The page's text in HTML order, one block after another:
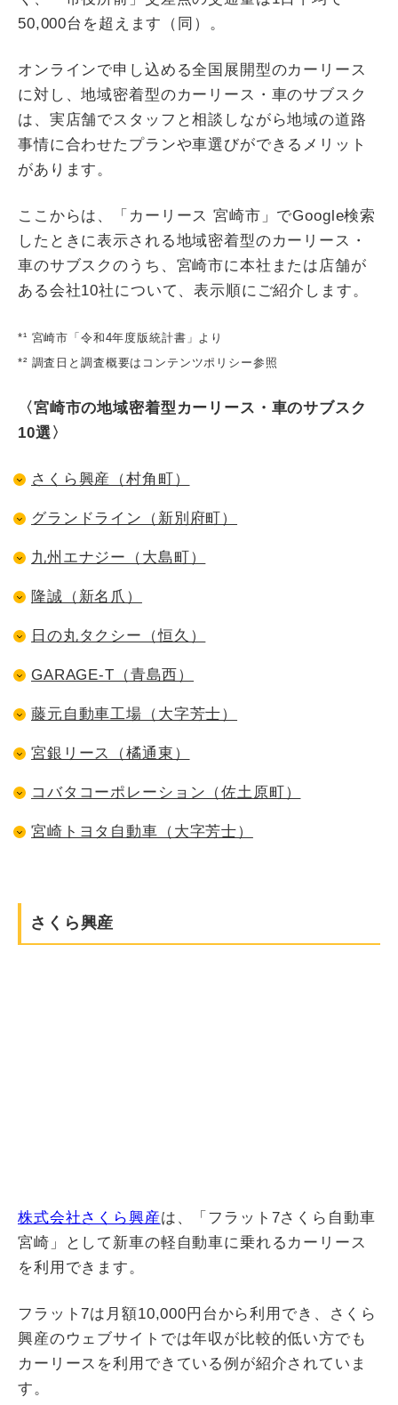
50,000台を超えます（同）。
オンラインで申し込める全国展開型のカーリース
に対し、地域密着型のカーリース・車のサブスク
は、実店舗でスタッフと相談しながら地域の道路
事情に合わせたプランや車選びができるメリット
があります。
ここからは、「カーリース 宮崎市」でGoogle検索
したときに表示される地域密着型のカーリース・
車のサブスクのうち、宮崎市に本社または店舗が
ある会社10社について、表示順にご紹介します。
*¹ 宮崎市「令和4年度版統計書」より
*² 調査日と調査概要はコンテンツポリシー参照
〈宮崎市の地域密着型カーリース・車のサブスク
10選〉
さくら興産（村角町）
グランドライン（新別府町）
九州エナジー（大島町）
隆誠（新名爪）
日の丸タクシー（恒久）
GARAGE-T（青島西）
藤元自動車工場（大字芳士）
宮銀リース（橘通東）
コバタコーポレーション（佐土原町）
宮崎トヨタ自動車（大字芳士）
さくら興産
株式会社さくら興産は、「フラット7さくら自動車
宮崎」として新車の軽自動車に乗れるカーリース
を利用できます。
フラット7は月額10,000円台から利用でき、さくら
興産のウェブサイトでは年収が比較的低い方でも
カーリースを利用できている例が紹介されていま
す。